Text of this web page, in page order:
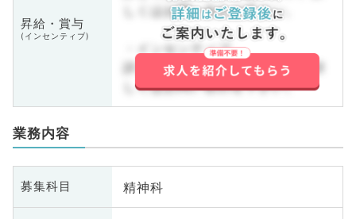
昇給・賞与
(インセンティブ)
しくはお問い合わせ下さい。
・インセンティブ
詳しくはお問い合わせ下さい。詳
しくはお問い合わせ下さい。
業務内容
募集科目 精神科